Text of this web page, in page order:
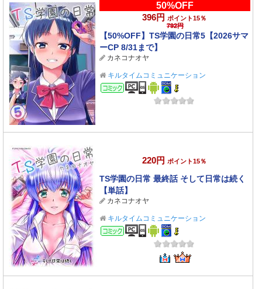
50%OFF
396円 ポイント15％
792円
【50%OFF】TS学園の日常5【2026サマ
ーCP 8/31まで】
カネコナオヤ
キルタイムコミュニケーション
コミック
220円 ポイント15％
TS学園の日常 最終話 そして日常は続く
【単話】
カネコナオヤ
キルタイムコミュニケーション
コミック